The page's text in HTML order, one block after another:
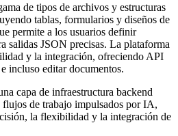
de tipos de archivos y estructuras
tablas, formularios y diseños de
permite a los usuarios definir
salidas JSON precisas. La plataforma
y la integración, ofreciendo API
incluso editar documentos.
capa de infraestructura backend
flujos de trabajo impulsados por IA,
la flexibilidad y la integración de